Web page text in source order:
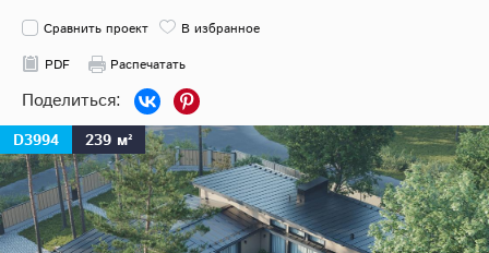
Сравнить проект
В избранное
PDF
Распечатать
D3994 239 м²